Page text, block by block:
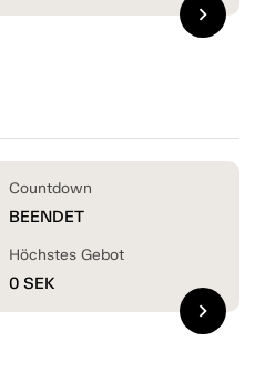
chevron_right
Countdown
BEENDET
Höchstes Gebot
0 SEK
chevron_right